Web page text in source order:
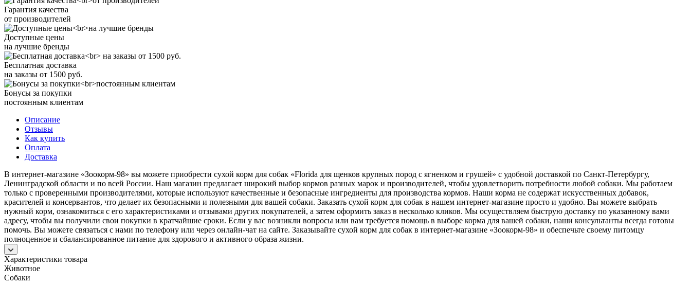
Гарантия качества
от производителей
Доступные цены
на лучшие бренды
Бесплатная доставка
на заказы от 1500 руб.
Бонусы за покупки
постоянным клиентам
Описание
Отзывы
Как купить
Оплата
Доставка
В интернет-магазине «Зоокорм-98» вы можете приобрести сухой корм для собак «Florida для щенков крупных пород с ягненком и грушей» с удобной доставкой по Санкт-Петербургу,
Ленинградской области и по всей России. Наш магазин предлагает широкий выбор кормов разных марок и производителей, чтобы удовлетворить потребности любой собаки. Мы работаем
только с проверенными производителями, которые используют качественные и безопасные ингредиенты для производства кормов. Наши корма не содержат искусственных добавок,
красителей и консервантов, что делает их безопасными и полезными для вашей собаки. Заказать сухой корм для собак в нашем интернет-магазине просто и удобно. Вы можете выбрать
нужный корм, ознакомиться с его характеристиками и отзывами других покупателей, а затем оформить заказ в несколько кликов. Мы осуществляем быструю доставку по указанному вами
адресу, чтобы вы получили свои покупки в кратчайшие сроки. Если у вас возникли вопросы или вам требуется помощь в выборе корма для вашей собаки, наши консультанты всегда готовы
помочь. Вы можете связаться с нами по телефону или через онлайн-чат на сайте. Заказывайте сухой корм для собак в интернет-магазине «Зоокорм-98» и обеспечьте своему питомцу
полноценное и сбалансированное питание для здорового и активного образа жизни.
Характеристики товара
Животное
Собаки